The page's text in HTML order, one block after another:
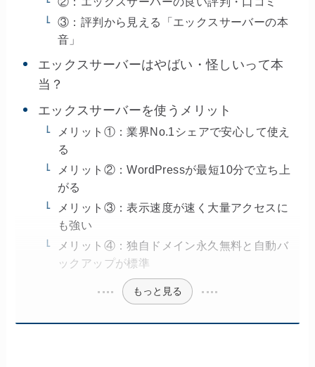
③：評判から見える「エックスサーバーの本
音」
エックスサーバーはやばい・怪しいって本
当？
エックスサーバーを使うメリット
メリット①：業界No.1シェアで安心して使え
る
メリット②：WordPressが最短10分で立ち上
がる
メリット③：表示速度が速く大量アクセスに
も強い
メリット④：独自ドメイン永久無料と自動バ
ックアップが標準
もっと見る